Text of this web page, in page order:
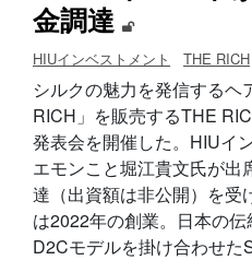
金調達
HIUインベストメント THE RICH
シルクの魅力を発信するヘ
RICH」を販売するTHE
発表会を開催した。HIUイ
エモンこと堀江貴文氏が出
達（出資額は非公開）を受
は2022年の創業。日本の
D2Cモデルを掛け合わせた